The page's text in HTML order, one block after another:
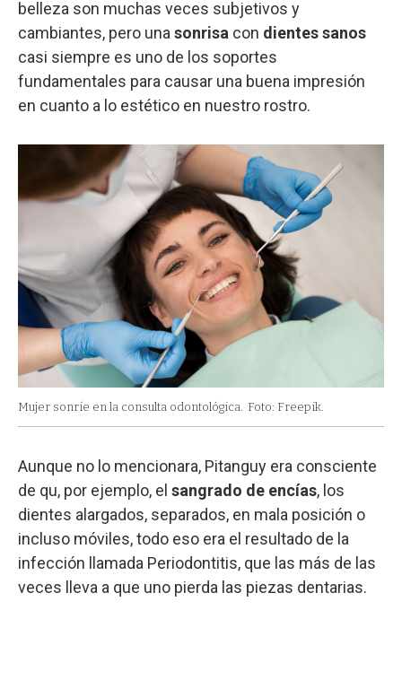
belleza son muchas veces subjetivos y
cambiantes, pero una sonrisa con dientes sanos
casi siempre es uno de los soportes
fundamentales para causar una buena impresión
en cuanto a lo estético en nuestro rostro.
Mujer sonríe en la consulta odontológica. Foto: Freepik.
Aunque no lo mencionara, Pitanguy era consciente
de qu, por ejemplo, el sangrado de encías, los
dientes alargados, separados, en mala posición o
incluso móviles, todo eso era el resultado de la
infección llamada Periodontitis, que las más de las
veces lleva a que uno pierda las piezas dentarias.